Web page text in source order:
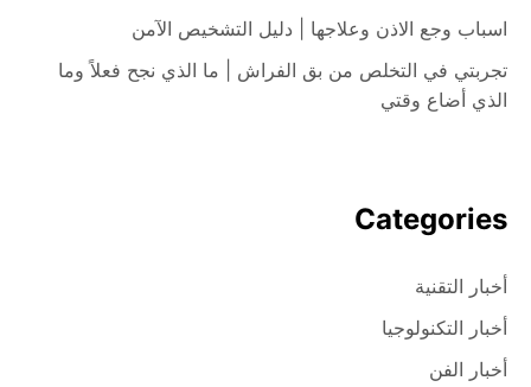
اسباب وجع الاذن وعلاجها | دليل التشخيص الآمن
تجربتي في التخلص من بق الفراش | ما الذي نجح فعلاً وما
الذي أضاع وقتي
Categories
أخبار التقنية
أخبار التكنولوجيا
أخبار الفن